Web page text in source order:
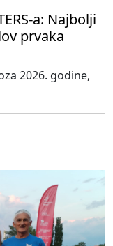
a: Najbolji
prvaka
2026. godine,